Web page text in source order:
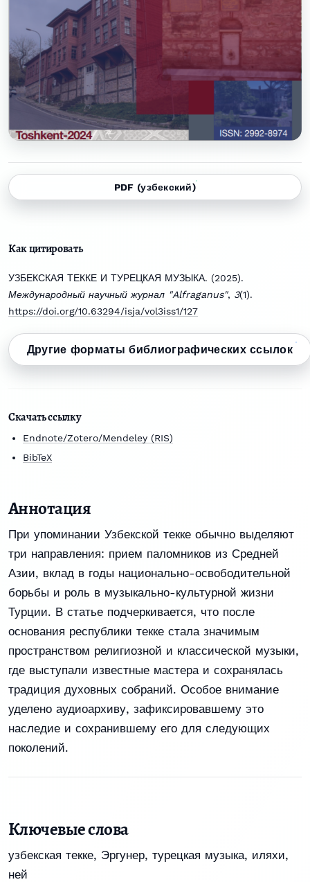
PDF (узбекский)
Как цитировать
УЗБЕКСКАЯ ТЕККЕ И ТУРЕЦКАЯ МУЗЫКА. (2025).
Международный научный журнал "Alfraganus", 3(1).
https://doi.org/10.63294/isja/vol3iss1/127
Другие форматы библиографических ссылок
Скачать ссылку
Endnote/Zotero/Mendeley (RIS)
BibTeX
Аннотация
При упоминании Узбекской текке обычно выделяют
три направления: прием паломников из Средней
Азии, вклад в годы национально-освободительной
борьбы и роль в музыкально-культурной жизни
Турции. В статье подчеркивается, что после
основания республики текке стала значимым
пространством религиозной и классической музыки,
где выступали известные мастера и сохранялась
традиция духовных собраний. Особое внимание
уделено аудиоархиву, зафиксировавшему это
наследие и сохранившему его для следующих
поколений.
Ключевые слова
узбекская текке, Эргунер, турецкая музыка, иляхи,
ней